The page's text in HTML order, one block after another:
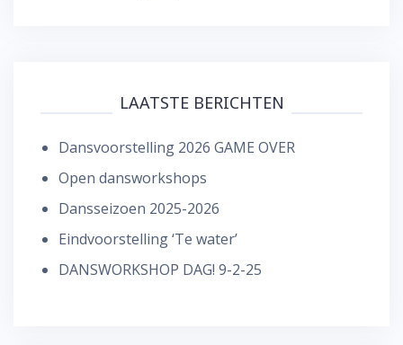
LAATSTE BERICHTEN
Dansvoorstelling 2026 GAME OVER
Open dansworkshops
Dansseizoen 2025-2026
Eindvoorstelling ‘Te water’
DANSWORKSHOP DAG! 9-2-25